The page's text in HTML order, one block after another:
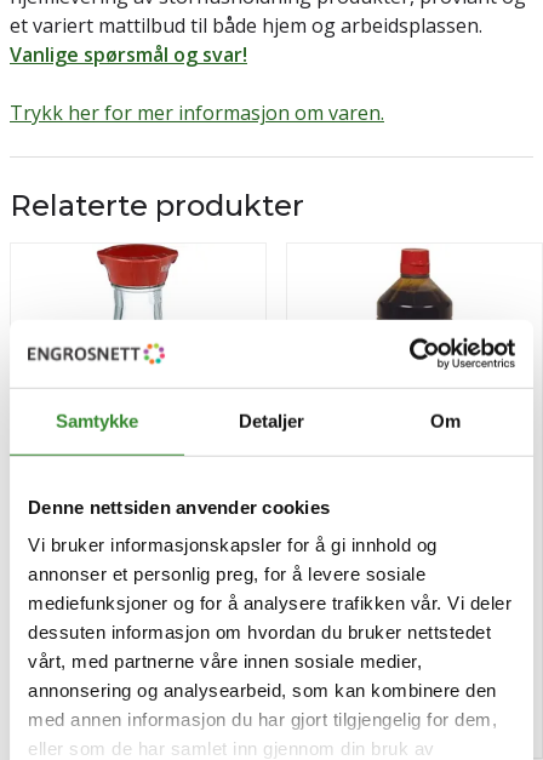
Samtykke Detaljer Om
Denne nettsiden anvender cookies
Vi bruker informasjonskapsler for å gi innhold og
annonser et personlig preg, for å levere sosiale
mediefunksjoner og for å analysere trafikken vår. Vi deler
dessuten informasjon om hvordan du bruker nettstedet
vårt, med partnerne våre innen sosiale medier,
annonsering og analysearbeid, som kan kombinere den
med annen informasjon du har gjort tilgjengelig for dem,
eller som de har samlet inn gjennom din bruk av
et variert mattilbud til både hjem og arbeidsplassen.
Vanlige spørsmål og svar!
Trykk her for mer informasjon om varen.
Relaterte produkter
Kikkoman soyasaus 150ml
Pris
kr 59,43 /stk
Tilgjengelig
Kjøp
Ketjap manis 1,33kg
Pris
kr 134,39 /stk
Kjøp